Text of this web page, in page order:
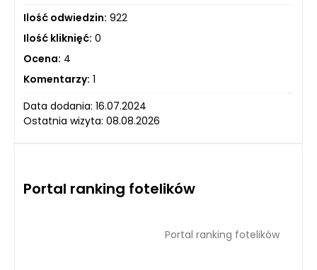
Ilość odwiedzin: 922
Ilość kliknięć: 0
Ocena: 4
Komentarzy: 1
Data dodania: 16.07.2024
Ostatnia wizyta: 08.08.2026
Portal ranking fotelików
Portal ranking fotelików